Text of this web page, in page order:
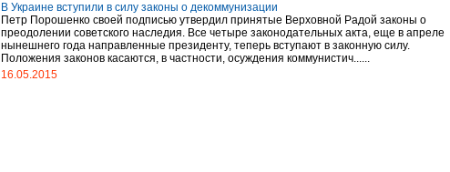
В Украине вступили в силу законы о декоммунизации
Петр Порошенко своей подписью утвердил принятые Верховной Радой законы о
преодолении советского наследия. Все четыре законодательных акта, еще в апреле
нынешнего года направленные президенту, теперь вступают в законную силу.
Положения законов касаются, в частности, осуждения коммунистич......
16.05.2015